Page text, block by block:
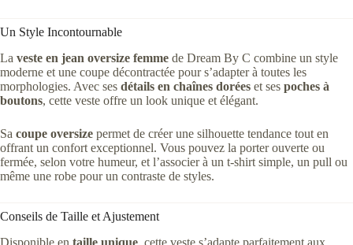
Un Style Incontournable
La veste en jean oversize femme de Dream By C combine un style
moderne et une coupe décontractée pour s’adapter à toutes les
morphologies. Avec ses détails en chaînes dorées et ses poches à
boutons, cette veste offre un look unique et élégant.
Sa coupe oversize permet de créer une silhouette tendance tout en
offrant un confort exceptionnel. Vous pouvez la porter ouverte ou
fermée, selon votre humeur, et l’associer à un t-shirt simple, un pull ou
même une robe pour un contraste de styles.
Conseils de Taille et Ajustement
Disponible en taille unique, cette veste s’adapte parfaitement aux